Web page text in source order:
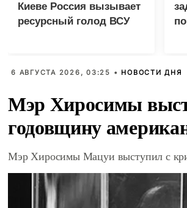
Киеве Россия вызывает
ресурсный голод ВСУ
6 АВГУСТА 2026, 03:25 • НОВОСТИ ДНЯ
Мэр Хиросимы
годовщину
Мэр Хиросимы Мацуи выступил с